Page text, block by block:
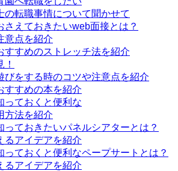
の転職事情について聞かせて
さえておきたいweb面接とは？
意点を紹介
すすめのストレッチ法を紹介
びをする時のコツや注意点を紹介
すすめの本を紹介
っておくと便利な
方法を紹介
っておきたいパネルシアターとは？
るアイデアを紹介
っておくと便利なペープサートとは？
るアイデアを紹介